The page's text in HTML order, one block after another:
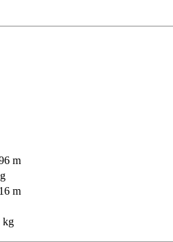
m
m
kg